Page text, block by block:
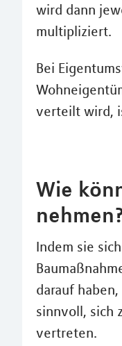
wird dann
multipliziert.
Bei
verteilt wird,
Wie
Indem sie
darauf
sinnvoll, sich
vertreten.